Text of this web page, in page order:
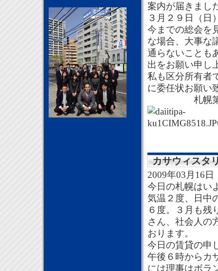
案内が届きまし
３月２９日（日
今までの総会を
な場合、大事な
通らないことも
出をお願い申し
私も区分所有者
に委任状お願い
札幌第一
カサウィスタ
2009年03月16日
今日の札幌はい
気温２度、日中
６度。３月も残
さん、社会人の
おります。
今日の賃貸の申
午後６時からカ
には理事はボラ